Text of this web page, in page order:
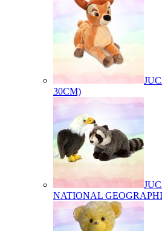
30CM)
NATIONAL